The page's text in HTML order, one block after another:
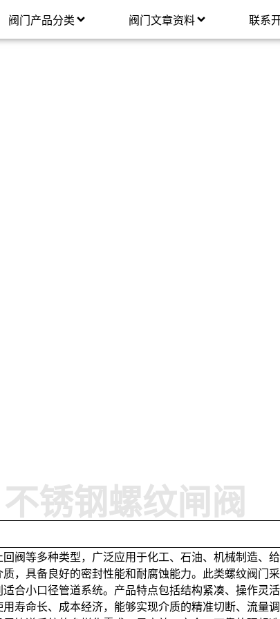
阀门产品分类 阀门文章资料 联系
不锈钢螺纹闸阀
阀等多种类型，广泛应用于化工、石油、机械制造、
，具备良好的密封性能和耐腐蚀能力。此类螺纹阀门
合小口径管道系统。产品特点包括结构紧凑、操作灵
寿命长、成本经济，能够实现介质的精准切断、流量